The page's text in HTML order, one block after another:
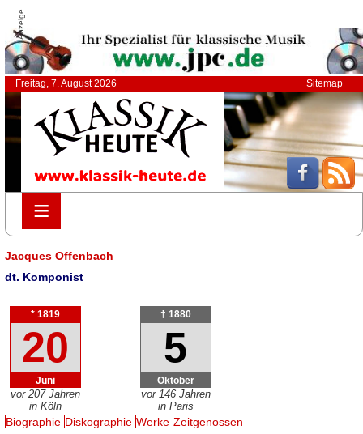
Anzeige
Freitag, 7. August 2026 Sitemap
≡
≡
Jacques Offenbach
dt. Komponist
* 1819
20
Juni
vor 207 Jahren
in Köln
† 1880
5
Oktober
vor 146 Jahren
in Paris
Biographie Diskographie Werke Zeitgenossen